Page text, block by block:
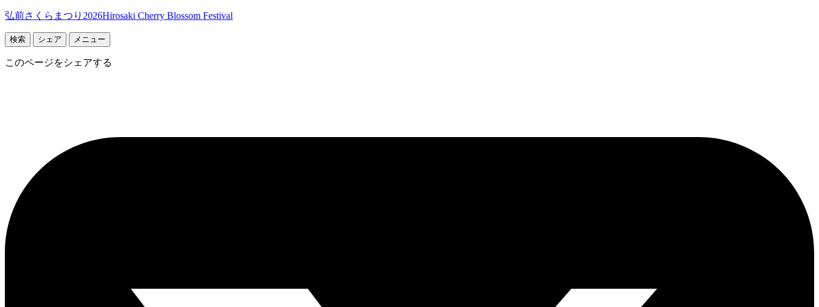
弘前さくらまつり2026Hirosaki Cherry Blossom Festival
検索 シェア メニュー
このページをシェアする